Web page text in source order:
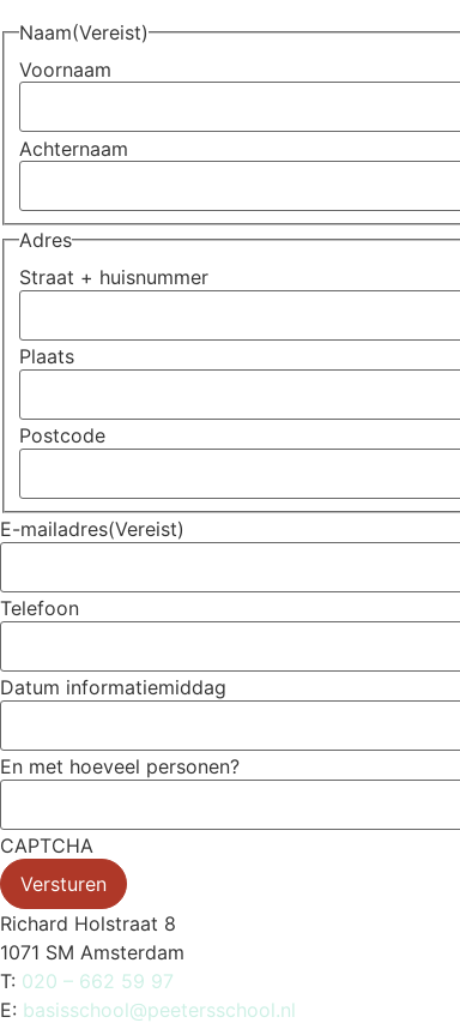
Naam(Vereist)
Voornaam
Achternaam
Adres
Straat + huisnummer
Plaats
Postcode
E-mailadres(Vereist)
Telefoon
Datum informatiemiddag
En met hoeveel personen?
CAPTCHA
Richard Holstraat 8
1071 SM Amsterdam
T: 020 – 662 59 97
E: basisschool@peetersschool.nl